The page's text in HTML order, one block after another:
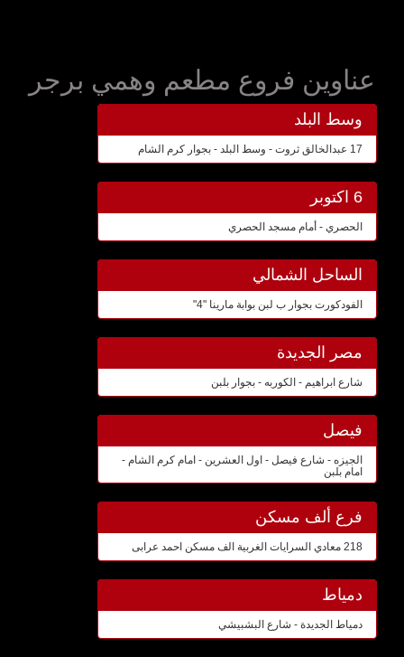
عناوين فروع مطعم وهمي برجر
وسط البلد
17 عبدالخالق ثروت - وسط البلد - بجوار كرم الشام
6 اكتوبر
الحصري - أمام مسجد الحصري
الساحل الشمالي
الفودكورت بجوار ب لبن بوابة مارينا "4"
مصر الجديدة
شارع ابراهيم - الكوربه - بجوار بلبن
فيصل
الجيزه - شارع فيصل - اول العشرين - امام كرم الشام -
امام بلبن
فرع ألف مسكن
218 معادي السرايات الغربية الف مسكن احمد عرابى
دمياط
دمياط الجديدة - شارع البشبيشي